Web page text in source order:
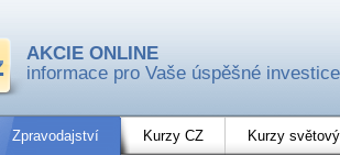
AKCIE ONLINE
informace pro Vaše úspěšné investice
Zpravodajství Kurzy CZ Kurzy